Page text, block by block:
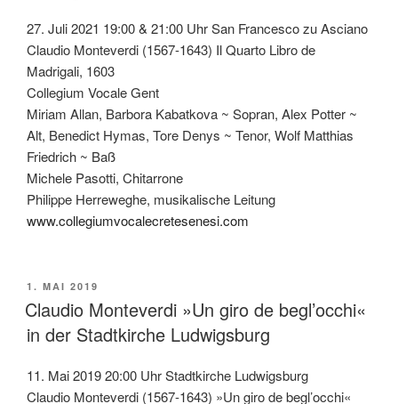
27. Juli 2021 19:00 & 21:00 Uhr San Francesco zu Asciano
Claudio Monteverdi (1567-1643) Il Quarto Libro de
Madrigali, 1603
Collegium Vocale Gent
Miriam Allan, Barbora Kabatkova ~ Sopran, Alex Potter ~
Alt, Benedict Hymas, Tore Denys ~ Tenor, Wolf Matthias
Friedrich ~ Baß
Michele Pasotti, Chitarrone
Philippe Herreweghe, musikalische Leitung
www.collegiumvocalecretesenesi.com
VERÖFFENTLICHT
AM
1. MAI 2019
Claudio Monteverdi »Un giro de begl’occhi«
in der Stadtkirche Ludwigsburg
11. Mai 2019 20:00 Uhr Stadtkirche Ludwigsburg
Claudio Monteverdi (1567-1643) »Un giro de begl’occhi«